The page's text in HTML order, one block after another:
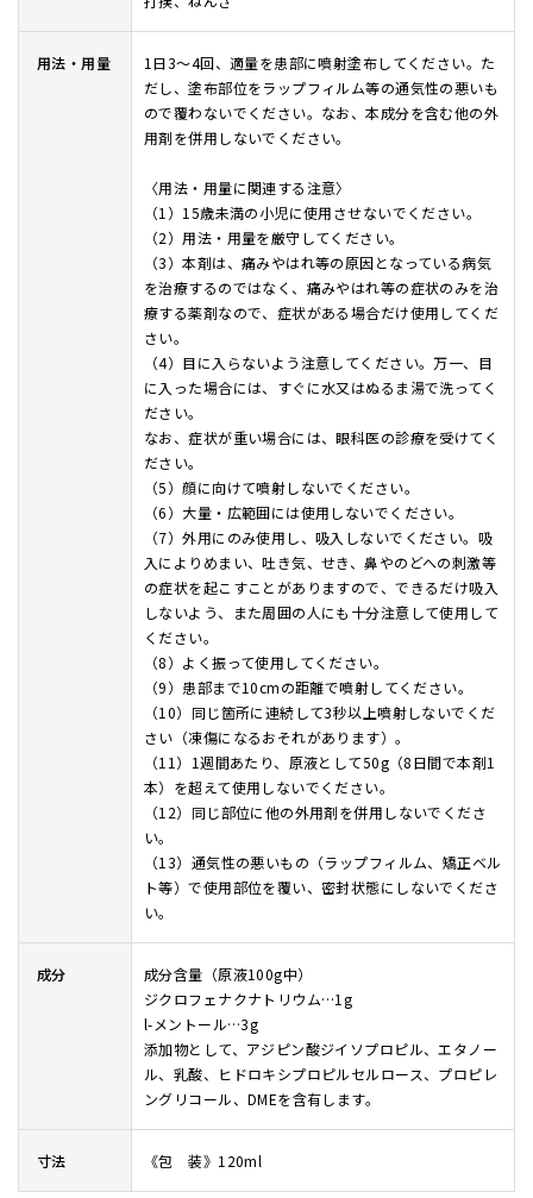
用法・用量
1日3～4回、適量を患部に噴射塗布してください。た
だし、塗布部位をラップフィルム等の通気性の悪いも
ので覆わないでください。なお、本成分を含む他の外
用剤を併用しないでください。
〈用法・用量に関連する注意〉
（1）15歳未満の小児に使用させないでください。
（2）用法・用量を厳守してください。
（3）本剤は、痛みやはれ等の原因となっている病気
を治療するのではなく、痛みやはれ等の症状のみを治
療する薬剤なので、症状がある場合だけ使用してくだ
さい。
（4）目に入らないよう注意してください。万一、目
に入った場合には、すぐに水又はぬるま湯で洗ってく
ださい。
なお、症状が重い場合には、眼科医の診療を受けてく
ださい。
（5）顔に向けて噴射しないでください。
（6）大量・広範囲には使用しないでください。
（7）外用にのみ使用し、吸入しないでください。吸
入によりめまい、吐き気、せき、鼻やのどへの刺激等
の症状を起こすことがありますので、できるだけ吸入
しないよう、また周囲の人にも十分注意して使用して
ください。
（8）よく振って使用してください。
（9）患部まで10cmの距離で噴射してください。
（10）同じ箇所に連続して3秒以上噴射しないでくだ
さい（凍傷になるおそれがあります）。
（11）1週間あたり、原液として50g（8日間で本剤1
本）を超えて使用しないでください。
（12）同じ部位に他の外用剤を併用しないでくださ
い。
（13）通気性の悪いもの（ラップフィルム、矯正ベル
ト等）で使用部位を覆い、密封状態にしないでくださ
い。
成分
成分含量（原液100g中）
ジクロフェナクナトリウム…1g
l-メントール…3g
添加物として、アジピン酸ジイソプロピル、エタノー
ル、乳酸、ヒドロキシプロピルセルロース、プロピレ
ングリコール、DMEを含有します。
寸法 《包 装》120ml